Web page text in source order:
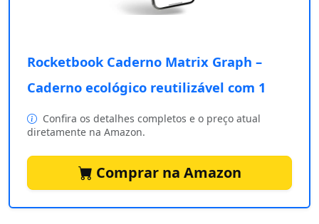
Rocketbook Caderno Matrix Graph –
Caderno ecológico reutilizável com 1
Confira os detalhes completos e o preço atual
diretamente na Amazon.
Comprar na Amazon